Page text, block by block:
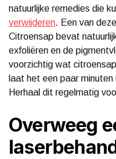
natuurlijke remedies die
verwijderen. Een van
Citroensap bevat
exfoliëren en de
voorzichtig wat
laat het een paar
Herhaal dit regelmatig
Overweeg